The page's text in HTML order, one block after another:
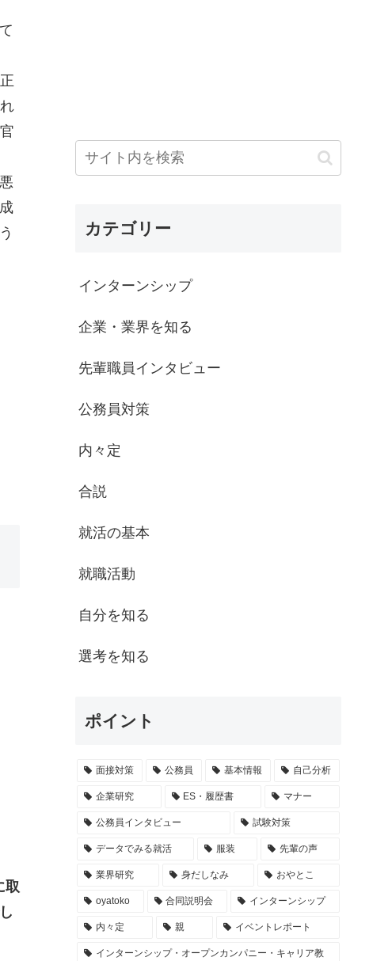
取
カテゴリー
インターンシップ
企業・業界を知る
先輩職員インタビュー
公務員対策
内々定
合説
就活の基本
就職活動
自分を知る
選考を知る
ポイント
面接対策 公務員 基本情報 自己分析
企業研究 ES・履歴書 マナー
公務員インタビュー 試験対策
データでみる就活 服装 先輩の声
業界研究 身だしなみ おやとこ
oyatoko 合同説明会 インターンシップ
内々定 親 イベントレポート
インターンシップ・オープンカンパニー・キャリア教